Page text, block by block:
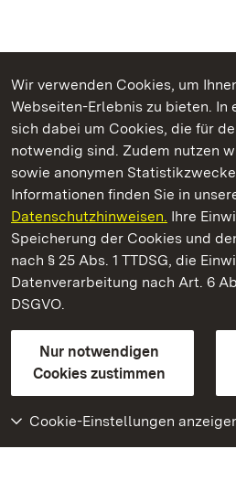
Wir verwenden Cookies, um
Webseiten-Erlebnis zu bieten. In
sich dabei um Cookies, die für
notwendig sind. Zudem nutzen
sowie anonymen
Informationen finden Sie in
Datenschutzhinweisen. Ihre
Speicherung der Cookies und
nach § 25 Abs. 1 TTDSG, die
Datenverarbeitung nach Art. 6
DSGVO.
Nur notwendigen
Cookies zustimmen
Cookie-Einstellungen
Kommen. Staunen. Genießen.
Staatliche Schlösser und Gärten
Staatliche Schlösser und Gärten
Kontakt
GebärdenspracheLeichte
Erklärung zur Barrierefreiheit
BITV-konform (geprüfte Seiten)
Weiteres